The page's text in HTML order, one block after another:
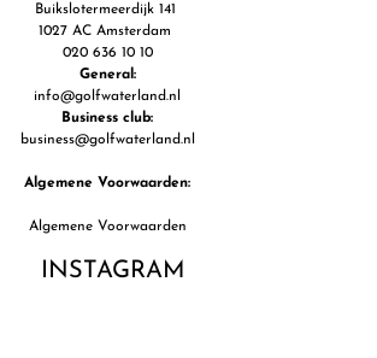
Buikslotermeerdijk 141
1027 AC Amsterdam
020 636 10 10
General:
info@golfwaterland.nl
Business club:
business@golfwaterland.nl
Algemene Voorwaarden:
Algemene Voorwaarden
INSTAGRAM